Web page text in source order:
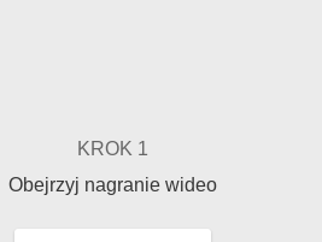
KROK 1
Obejrzyj nagranie wideo